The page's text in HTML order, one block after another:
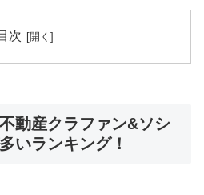
次
動産クラファン&ソシ
いランキング！